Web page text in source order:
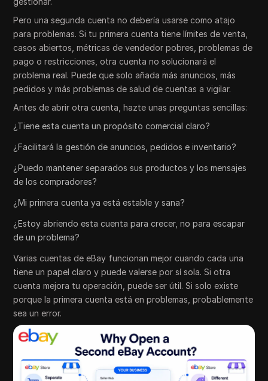
Pero una segunda cuenta no debería usarse como atajo
para problemas. Si tu primera cuenta tiene límites de venta,
casos abiertos, métricas de vendedor pobres, problemas de
pago o restricciones, otra cuenta no solucionará el
problema real. Puede que solo añada más anuncios, más
pedidos y más problemas de salud de cuentas a vigilar.
Antes de abrir otra cuenta, hazte unas preguntas sencillas:
¿Tiene esta cuenta un propósito comercial claro?
¿Facilitará la gestión de anuncios, pedidos e inventario?
¿Puedo mantener separados sus productos y los mensajes
de los compradores?
¿Mi primera cuenta ya está estable y sana?
¿Estoy abriendo esta cuenta para crecer, no para escapar
de un problema?
Varias cuentas de eBay funcionan mejor cuando cada una
tiene un papel claro y puede valerse por sí sola. Si otra
cuenta mejora tu operación, puede ser útil. Si solo existe
porque la primera cuenta está en problemas, probablemente
sea un error.